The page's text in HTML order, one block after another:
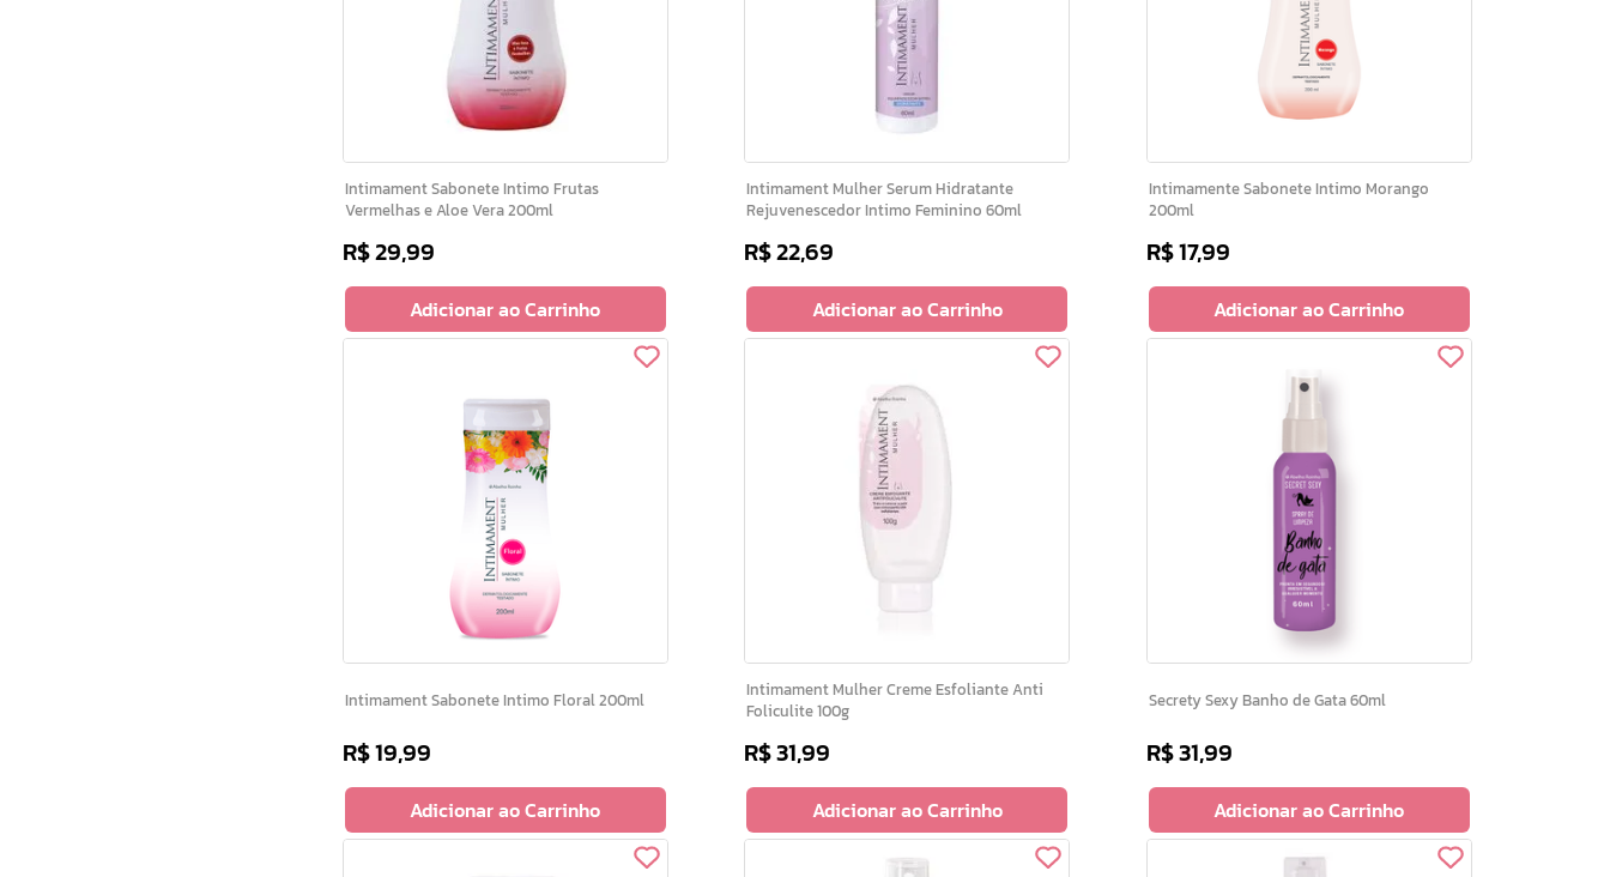
Intimament Sabonete Intimo Frutas
Vermelhas e Aloe Vera 200ml
R$29,99
Adicionar ao Carrinho
Intimament Mulher Serum Hidratante
Rejuvenescedor Intimo Feminino 60ml
R$22,69
Adicionar ao Carrinho
Intimamente Sabonete Intimo Morango
200ml
R$17,99
Adicionar ao Carrinho
Intimament Sabonete Intimo Floral 200ml
R$19,99
Adicionar ao Carrinho
Intimament Mulher Creme Esfoliante Anti
Foliculite 100g
R$31,99
Adicionar ao Carrinho
Secrety Sexy Banho de Gata 60ml
R$31,99
Adicionar ao Carrinho